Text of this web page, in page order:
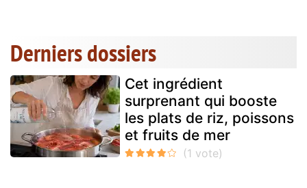
Derniers dossiers
Cet ingrédient
surprenant qui booste
les plats de riz, poissons
et fruits de mer